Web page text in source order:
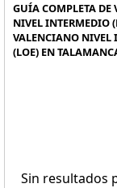
GUÍA COMPLETA
NIVEL INTERMEDIO
VALENCIANO NIVEL
(LOE) EN
Sin resultados